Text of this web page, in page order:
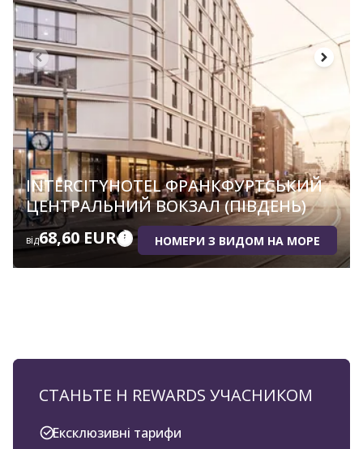
INTERCITYHOTEL ФРАНКФУРТСЬКИЙ
ЦЕНТРАЛЬНИЙ ВОКЗАЛ (ПІВДЕНЬ)
від68,60 EUR НОМЕРИ З ВИДОМ НА МОРЕ
СТАНЬТЕ H REWARDS УЧАСНИКОМ
Ексклюзивні тарифи